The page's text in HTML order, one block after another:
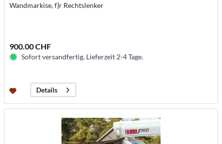
Wandmarkise, f}r Rechtslenker
900.00 CHF
Sofort versandfertig. Lieferzeit 2-4 Tage.
Details